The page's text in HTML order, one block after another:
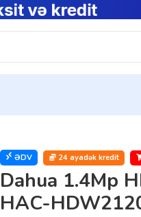
ƏDV 24 ayadək kredit
Dahua 1.4Mp
HAC-